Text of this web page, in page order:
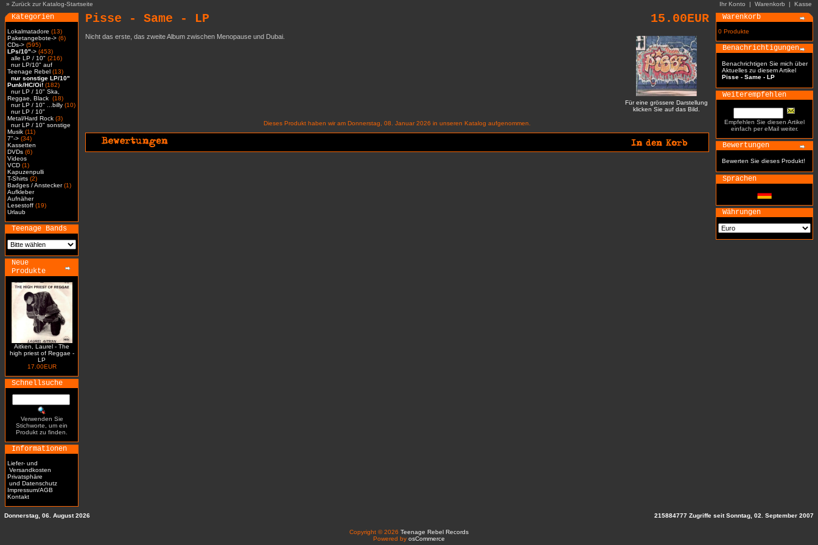
» Zurück zur Katalog-Startseite Ihr Konto | Warenkorb | Kasse
Kategorien
Lokalmatadore (13)
Paketangebote-> (6)
CDs-> (595)
LPs/10"-> (453)
alle LP / 10" (216)
nur LP/10" auf
Teenage Rebel (13)
nur sonstige LP/10"
Punk/HC/Oi! (182)
nur LP / 10" Ska,
Reggae, Black (18)
nur LP / 10" ...billy (10)
nur LP / 10"
Metal/Hard Rock (3)
nur LP / 10" sonstige
Musik (11)
7"-> (34)
Kassetten
DVDs (6)
Videos
VCD (1)
Kapuzenpulli
T-Shirts (2)
Badges / Anstecker(1)
Aufkleber
Aufnäher
Lesestoff (19)
Urlaub
Teenage Bands
Neue
Produkte
Aitken, Laurel - The
high priest of Reggae -
LP
17.00EUR
Schnellsuche
Verwenden Sie
Stichworte, um ein
Produkt zu finden.
Informationen
Liefer- und
Versandkosten
Privatsphäre
und Datenschutz
Impressum/AGB
Kontakt
Pisse - Same - LP 15.00EUR
Für eine grössere Darstellung
klicken Sie auf das Bild.
Nicht das erste, das zweite Album zwischen Menopause und Dubai.
Dieses Produkt haben wir am Donnerstag, 08. Januar 2026 in unseren Katalog aufgenommen.
Warenkorb
0 Produkte
Benachrichtigungen
Benachrichtigen Sie mich über
Aktuelles zu diesem Artikel
Pisse - Same - LP
Weiterempfehlen
Empfehlen Sie diesen Artikel
einfach per eMail weiter.
Bewertungen
Bewerten Sie dieses Produkt!
Sprachen
Währungen
Donnerstag, 06. August 2026 215884777 Zugriffe seit Sonntag, 02. September 2007
Copyright © 2026 Teenage Rebel Records
Powered by osCommerce